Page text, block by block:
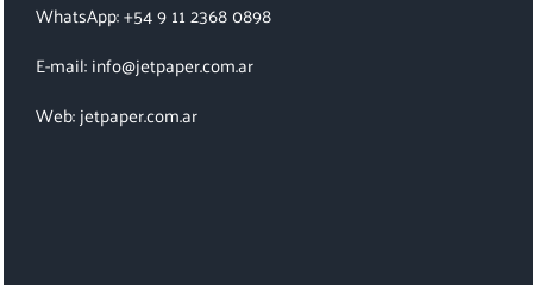
WhatsApp: +54 9 11 2368 0898
E-mail: info@jetpaper.com.ar
Web: jetpaper.com.ar